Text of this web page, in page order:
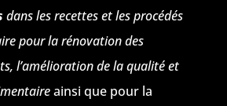
dans les recettes et les procédés
pour la rénovation des
l’amélioration de la qualité et
ainsi que pour la